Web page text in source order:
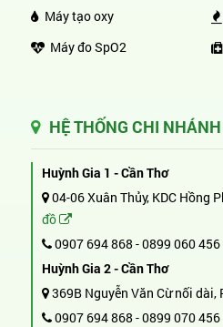
Máy tạo oxy
Máy đo SpO2
HỆ THỐNG CHI NHÁNH
Huỳnh Gia 1 - Cần Thơ
04-06 Xuân Thủy, KDC Hồng
đồ
0907 694 868 -0899 060 456
Huỳnh Gia 2 - Cần Thơ
369B Nguyễn Văn Cừ nối dài,
0907 694 868 -0899 070 456